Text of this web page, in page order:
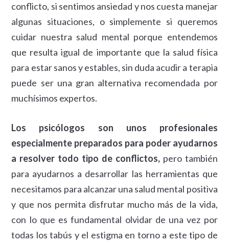
conflicto, si sentimos ansiedad y nos cuesta manejar
algunas situaciones, o simplemente si queremos
cuidar nuestra salud mental porque entendemos
que resulta igual de importante que la salud física
para estar sanos y estables, sin duda acudir a terapia
puede ser una gran alternativa recomendada por
muchísimos expertos.
Los psicólogos son unos profesionales
especialmente preparados para poder ayudarnos
a resolver todo tipo de conflictos,pero también
para ayudarnos a desarrollar las herramientas que
necesitamos para alcanzar una salud mental positiva
y que nos permita disfrutar mucho más de la vida,
con lo que es fundamental olvidar de una vez por
todas los tabús y el estigma en torno a este tipo de